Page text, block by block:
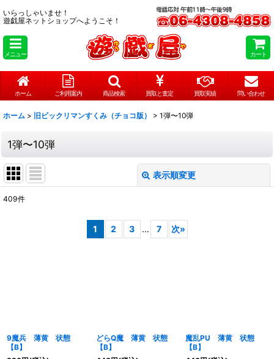
いらっしゃいませ！
遊戯屋ネットショップへようこそ！
メニュー カート
ホーム ご利用案内 商品検索 買取と査定 買取実績 問い合わせ
ホーム > 旧ビックリマンすくみ（チョコ版） > 1弾〜10弾
1弾〜10弾
表示順変更
409件
1 2 3 ... 7 次»
9魔兵 薄黄 状態
【B】
どらQ魔 薄黄 状態
【B】
魔乱PU 薄黄 状態
【B】